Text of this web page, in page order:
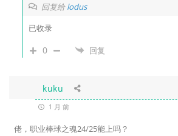
回复给lodus
已收录
0 回复
kuku
1 月 前
佬，职业棒球之魂24/25能上吗？